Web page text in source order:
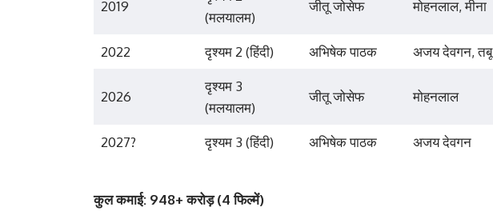
2019
(मलयालम)
जीतू जोसेफ मोहनलाल, मीना
2022 दृश्यम 2 (हिंदी) अभिषेक पाठक अजय देवगन, तबू
2026
दृश्यम 3
(मलयालम)
जीतू जोसेफ मोहनलाल
2027? दृश्यम 3 (हिंदी) अभिषेक पाठक अजय देवगन
कुल कमाई: 948+ करोड़ (4 फिल्में)